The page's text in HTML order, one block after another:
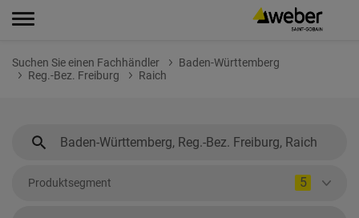
Suchen Sie einen Fachhändler
Baden-Württemberg
Reg.-Bez. Freiburg
Raich
Produktsegment 5